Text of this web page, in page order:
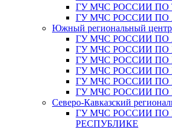
ГУ МЧС РОССИИ ПО
ГУ МЧС РОССИИ
Южный региональный центр
ГУ МЧС РОССИИ
ГУ МЧС РОССИИ ПО
ГУ МЧС РОССИИ
ГУ МЧС РОССИИ ПО
ГУ МЧС РОССИИ
ГУ МЧС РОССИИ
Северо-Кавказский
ГУ МЧС РОССИИ
РЕСПУБЛИКЕ